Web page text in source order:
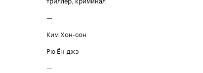
—
Ким Хон-сон
Рю Ён-джэ
—